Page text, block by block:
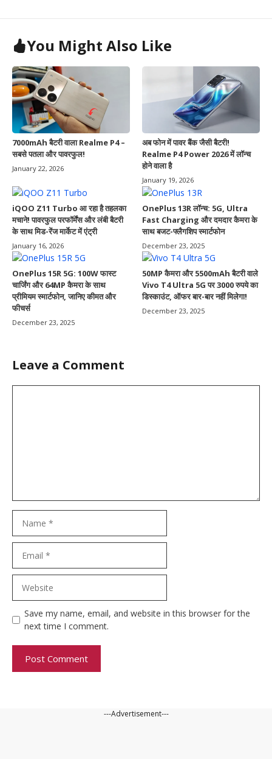
You Might Also Like
7000mAh बैटरी वाला Realme P4 –
सबसे पतला और पावरफुल!
January 22, 2026
अब फोन में पावर बैंक जैसी बैटरी!
Realme P4 Power 2026 में लॉन्च
होने वाला है
January 19, 2026
iQOO Z11 Turbo आ रहा है तहलका
मचाने! पावरफुल परफॉर्मेंस और लंबी बैटरी
के साथ मिड-रेंज मार्केट में एंट्री
January 16, 2026
OnePlus 13R लॉन्च: 5G, Ultra
Fast Charging और दमदार कैमरा के
साथ बजट-फ्लैगशिप स्मार्टफोन
December 23, 2025
OnePlus 15R 5G: 100W फास्ट
चार्जिंग और 64MP कैमरा के साथ
प्रीमियम स्मार्टफोन, जानिए कीमत और
फीचर्स
December 23, 2025
50MP कैमरा और 5500mAh बैटरी वाले
Vivo T4 Ultra 5G पर 3000 रुपये का
डिस्काउंट, ऑफर बार-बार नहीं मिलेगा!
December 23, 2025
Leave a Comment
Save my name, email, and website in this browser for the
next time I comment.
---Advertisement---